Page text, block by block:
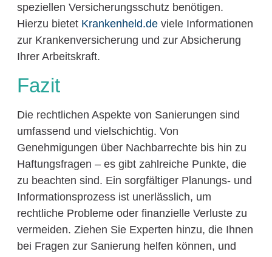
speziellen Versicherungsschutz benötigen.
Hierzu bietet Krankenheld.deviele Informationen
zur Krankenversicherung und zur Absicherung
Ihrer Arbeitskraft.
Fazit
Die rechtlichen Aspekte von Sanierungen sind
umfassend und vielschichtig. Von
Genehmigungen über Nachbarrechte bis hin zu
Haftungsfragen – es gibt zahlreiche Punkte, die
zu beachten sind. Ein sorgfältiger Planungs- und
Informationsprozess ist unerlässlich, um
rechtliche Probleme oder finanzielle Verluste zu
vermeiden. Ziehen Sie Experten hinzu, die Ihnen
bei Fragen zur Sanierung helfen können, und